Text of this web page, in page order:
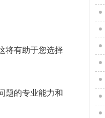
将有助于您选择
题的专业能力和